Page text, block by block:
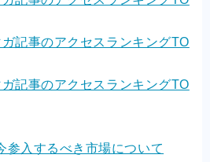
記事のアクセスランキングTO
記事のアクセスランキングTO
参入するべき市場について